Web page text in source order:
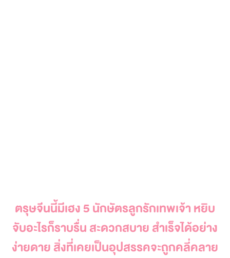
ตรุษจีนนี้มีเฮง 5 นักษัตรลูกรักเทพเจ้า หยิบ
จับอะไรก็ราบรื่น สะดวกสบาย สำเร็จได้อย่าง
ง่ายดาย สิ่งที่เคยเป็นอุปสรรคจะถูกคลี่คลาย